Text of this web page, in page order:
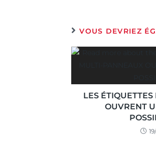
VOUS DEVRIEZ
LES
OUVRENT